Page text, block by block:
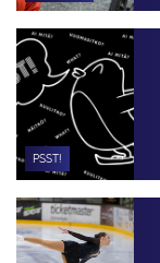
PSST!